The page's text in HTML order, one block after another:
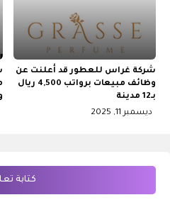
شركة غراس للعطور قد أعلنت عن
وظائف مبيعات برواتب 4,500 ريال
بـ12 مدينة
ديسمبر 11, 2025
كتابة